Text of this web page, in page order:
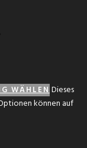
WÄHLENDieses
können auf